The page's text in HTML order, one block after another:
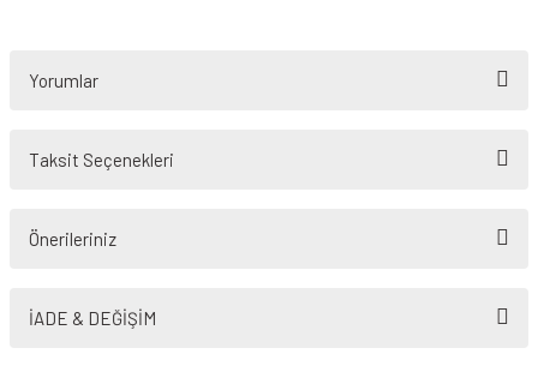
Yorumlar
Taksit Seçenekleri
Önerileriniz
yetersiz gördüğünüz noktaları öneri formunu kullanarak tarafımıza
İADE & DEĞİŞİM